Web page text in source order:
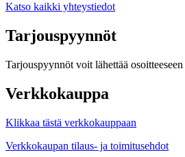
Katso kaikki yhteystiedot
Tarjouspyynnöt
Tarjouspyynnöt voit lähettää osoitteeseen
Verkkokauppa
Klikkaa tästä verkkokauppaan
Verkkokaupan tilaus- ja toimitusehdot